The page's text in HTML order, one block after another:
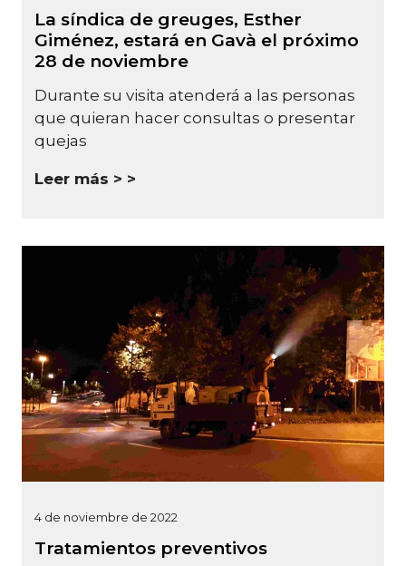
La síndica de greuges, Esther
Giménez, estará en Gavà el próximo
28 de noviembre
Durante su visita atenderá a las personas
que quieran hacer consultas o presentar
quejas
Leer más >
4 de noviembre de 2022
Tratamientos preventivos